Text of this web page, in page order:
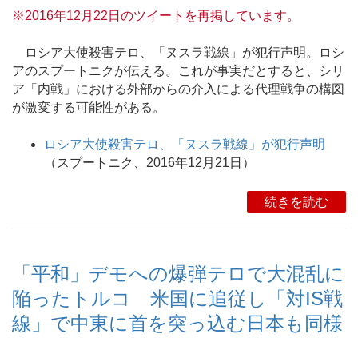
※2016年12月22日のツイートを再掲しています。
ロシア大使殺害テロ、「ヌスラ戦線」が犯行声明。ロシ
アのスプートニクが伝える。これが事実だとすると、シリ
ア「内戦」における外部からの介入による代理戦争の構図
が激変する可能性がある。
ロシア大使殺害テロ、「ヌスラ戦線」が犯行声明
（スプートニク、2016年12月21日）
続きを読む
「平和」デモへの爆弾テロで大混乱に
陥ったトルコ 米国に追従し「対IS戦
線」で中東に首を突っ込む日本も同様